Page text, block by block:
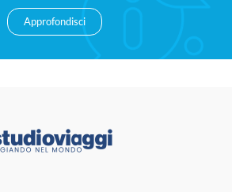
Approfondisci